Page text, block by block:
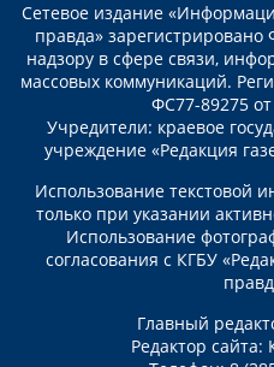
Сетевое издание
правда»
надзору в сфере связи,
массовых коммуникаций.
ФС77-89275
Учредители: краевое
учреждение «Редакция
Использование текстовой
только при указании
Использование
согласования с КГБУ
Главный
Редактор